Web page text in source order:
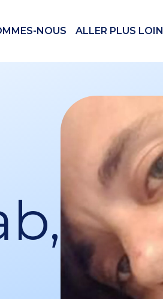
NOUS ALLER PLUS LOIN